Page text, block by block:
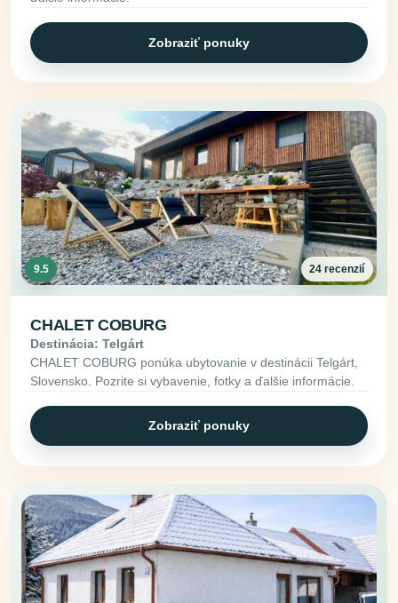
Zobraziť ponuky
9.5 24 recenzií
CHALET COBURG
Destinácia: Telgárt
CHALET COBURG ponúka ubytovanie v destinácii Telgárt,
Slovensko. Pozrite si vybavenie, fotky a ďalšie informácie.
Zobraziť ponuky